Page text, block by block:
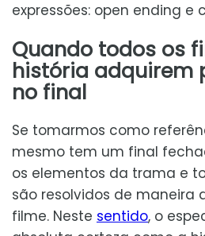
expressões: open ending e
Quando todos os
história adquirem
no final
Se tomarmos como
mesmo tem um final
os elementos da trama e
são resolvidos de maneira
filme. Neste sentido, o